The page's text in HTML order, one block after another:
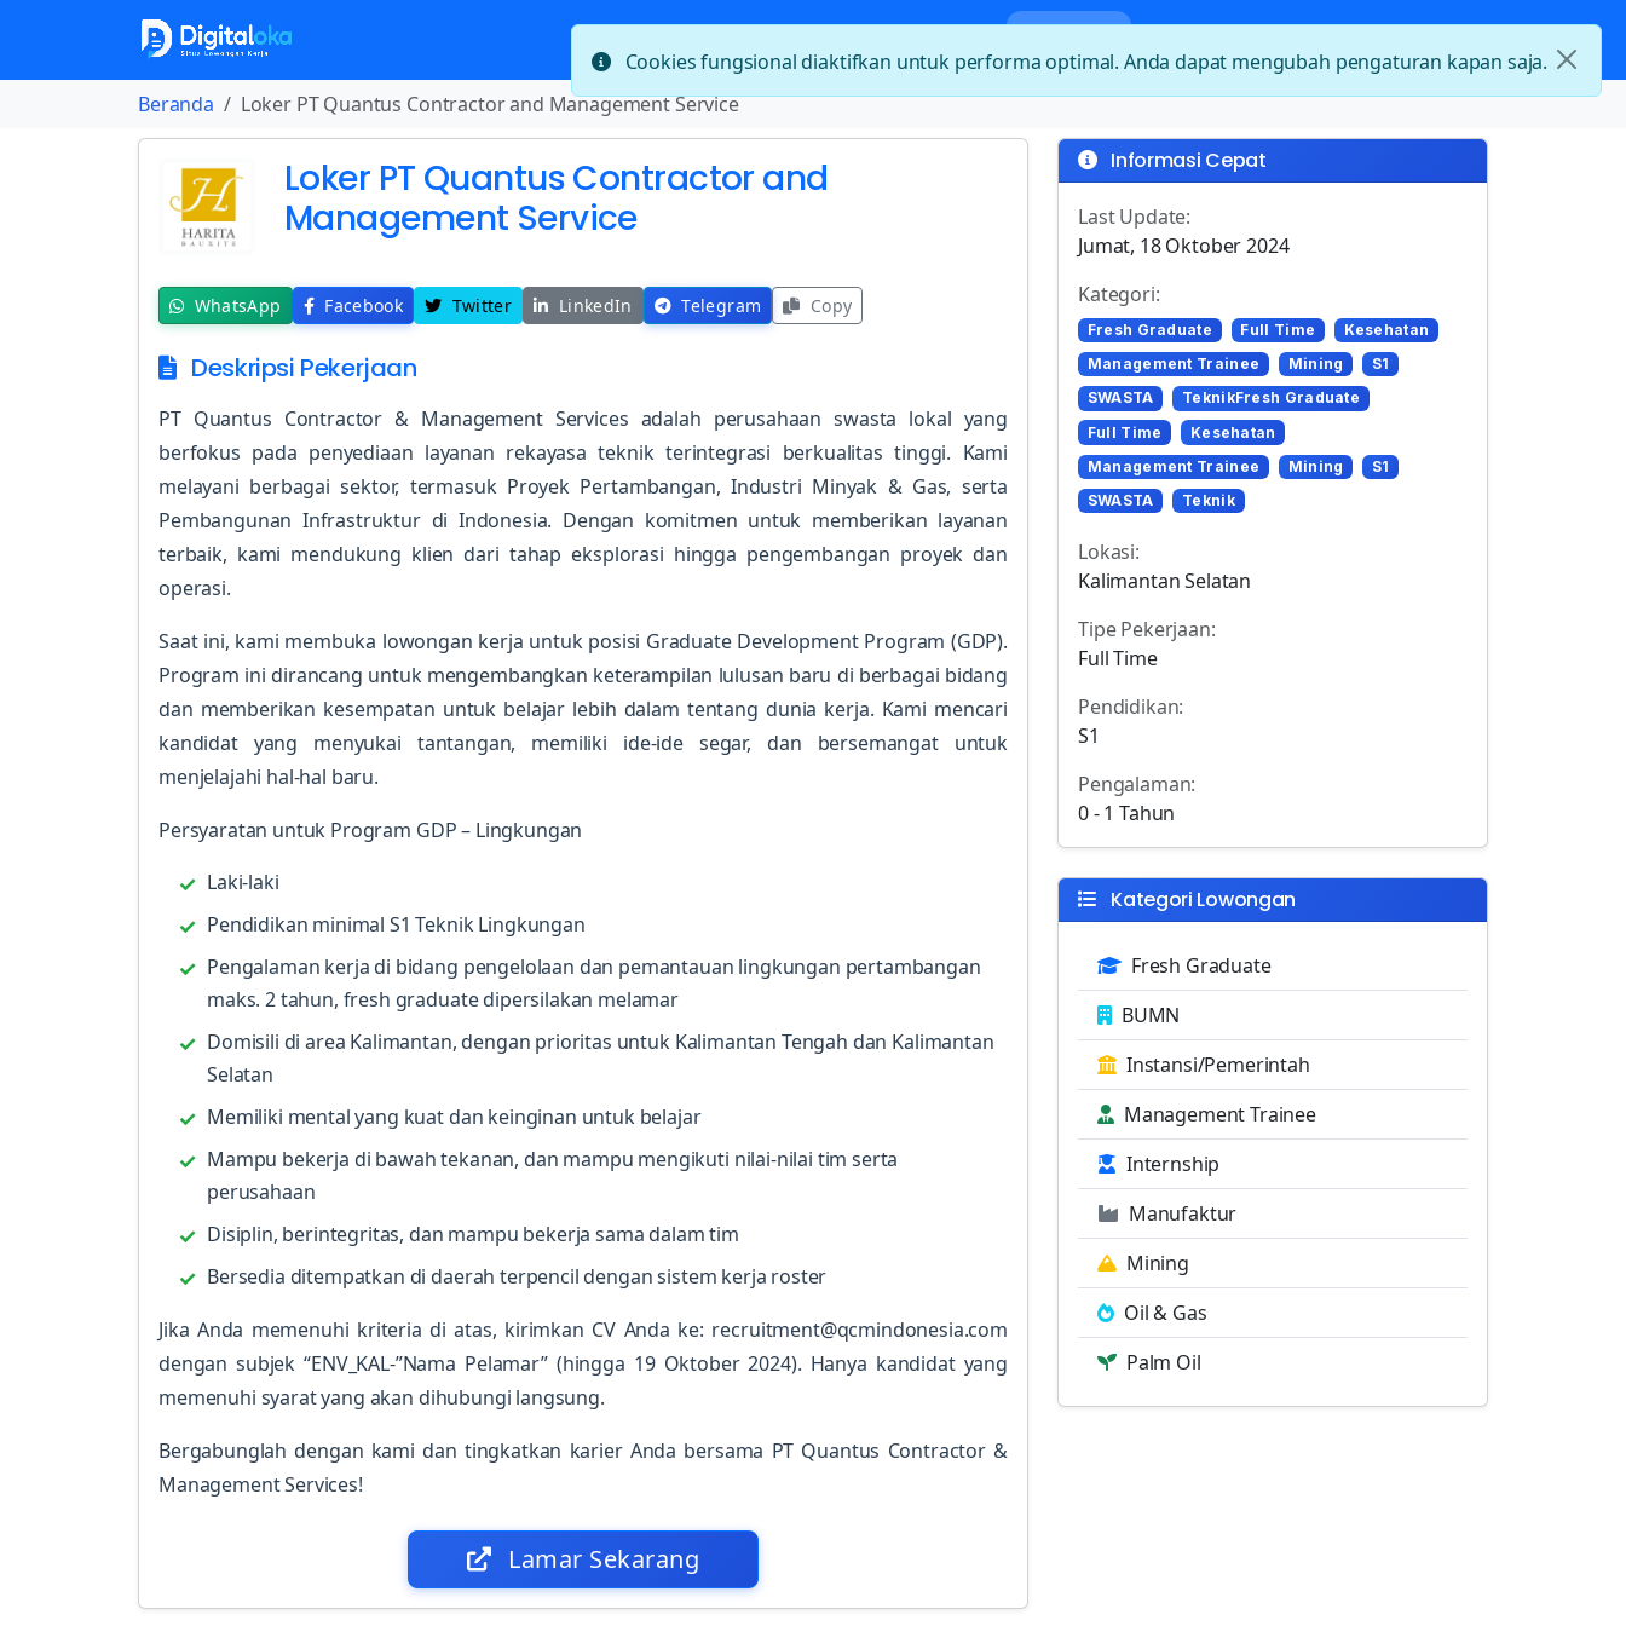
Beranda Loker PT Quantus Contractor and Management Service
Loker PT Quantus Contractor and
Management Service
WhatsApp Facebook Twitter LinkedIn Telegram Copy
Deskripsi Pekerjaan
PT Quantus Contractor & Management Services adalah perusahaan swasta lokal yang
berfokus pada penyediaan layanan rekayasa teknik terintegrasi berkualitas tinggi. Kami
melayani berbagai sektor, termasuk Proyek Pertambangan, Industri Minyak & Gas, serta
Pembangunan Infrastruktur di Indonesia. Dengan komitmen untuk memberikan layanan
terbaik, kami mendukung klien dari tahap eksplorasi hingga pengembangan proyek dan
operasi.
Saat ini, kami membuka lowongan kerja untuk posisi Graduate Development Program (GDP).
Program ini dirancang untuk mengembangkan keterampilan lulusan baru di berbagai bidang
dan memberikan kesempatan untuk belajar lebih dalam tentang dunia kerja. Kami mencari
kandidat yang menyukai tantangan, memiliki ide-ide segar, dan bersemangat untuk
menjelajahi hal-hal baru.
Persyaratan untuk Program GDP – Lingkungan
Laki-laki
Pendidikan minimal S1 Teknik Lingkungan
Pengalaman kerja di bidang pengelolaan dan pemantauan lingkungan pertambangan
maks. 2 tahun, fresh graduate dipersilakan melamar
Domisili di area Kalimantan, dengan prioritas untuk Kalimantan Tengah dan Kalimantan
Selatan
Memiliki mental yang kuat dan keinginan untuk belajar
Mampu bekerja di bawah tekanan, dan mampu mengikuti nilai-nilai tim serta
perusahaan
Disiplin, berintegritas, dan mampu bekerja sama dalam tim
Bersedia ditempatkan di daerah terpencil dengan sistem kerja roster
Jika Anda memenuhi kriteria di atas, kirimkan CV Anda ke: recruitment@qcmindonesia.com
dengan subjek “ENV_KAL-”Nama Pelamar” (hingga 19 Oktober 2024). Hanya kandidat yang
memenuhi syarat yang akan dihubungi langsung.
Bergabunglah dengan kami dan tingkatkan karier Anda bersama PT Quantus Contractor &
Management Services!
Lamar Sekarang
Informasi Cepat
Last Update:
Jumat, 18 Oktober 2024
Kategori:
Fresh Graduate Full Time
Kesehatan
Management Trainee
Mining
S1
SWASTA
TeknikFresh Graduate
Full Time
Kesehatan
Management Trainee
Mining
S1
SWASTA
Teknik
Lokasi:
Kalimantan Selatan
Tipe Pekerjaan:
Full Time
Pendidikan:
S1
Pengalaman:
0 - 1 Tahun
Kategori Lowongan
Fresh Graduate
BUMN
Instansi/Pemerintah
Management Trainee
Internship
Manufaktur
Mining
Oil & Gas
Palm Oil
Cookies fungsional diaktifkan untuk performa optimal. Anda dapat mengubah pengaturan kapan saja.